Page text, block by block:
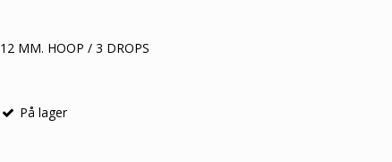
12 MM. HOOP / 3 DROPS
På lager